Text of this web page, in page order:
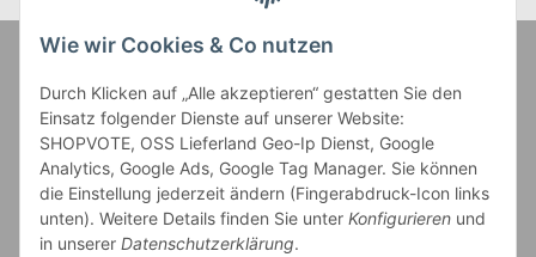
Wie wir Cookies & Co nutzen
Durch Klicken auf „Alle akzeptieren“ gestatten Sie den
Einsatz folgender Dienste auf unserer Website:
SHOPVOTE, OSS Lieferland Geo-Ip Dienst, Google
Analytics, Google Ads, Google Tag Manager. Sie können
die Einstellung jederzeit ändern (Fingerabdruck-Icon links
unten). Weitere Details finden Sie unter Konfigurieren und
in unserer Datenschutzerklärung.